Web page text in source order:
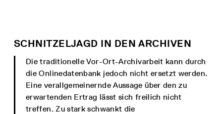
SCHNITZELJAGD IN DEN ARCHIVEN
Die traditionelle Vor-Ort-Archivarbeit kann durch
die Onlinedatenbank jedoch nicht ersetzt werden.
Eine verallgemeinernde Aussage über den zu
erwartenden Ertrag lässt sich freilich nicht
treffen. Zu stark schwankt die